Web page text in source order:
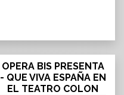
OPERA BIS PRESENTA
- QUE VIVA ESPAÑA EN
EL TEATRO COLON